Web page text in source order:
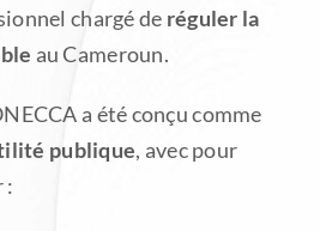
chargé de réguler la
au Cameroun.
a été conçu comme
publique, avec pour
: